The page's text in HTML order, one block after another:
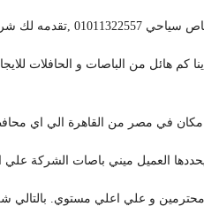
للنقل السياحي
كم هائل من الباصات و الحافلات
مصر من القاهرة الي اي محافظة
يحددها العميل ميني باصات الشركة
محترمين و علي اعلي مستوي. بالتالي